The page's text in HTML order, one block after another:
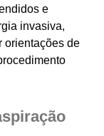
e
invasiva,
orientações de